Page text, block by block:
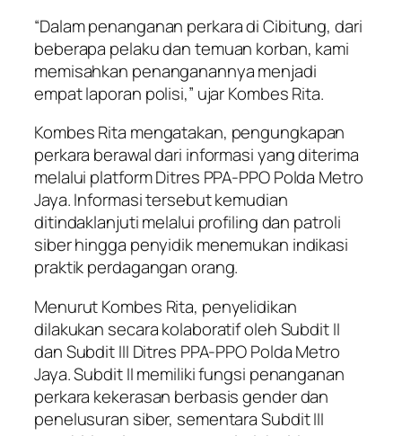
“Dalam penanganan perkara di Cibitung, dari
beberapa pelaku dan temuan korban, kami
memisahkan penanganannya menjadi
empat laporan polisi,” ujar Kombes Rita.
Kombes Rita mengatakan, pengungkapan
perkara berawal dari informasi yang diterima
melalui platform Ditres PPA-PPO Polda Metro
Jaya. Informasi tersebut kemudian
ditindaklanjuti melalui profiling dan patroli
siber hingga penyidik menemukan indikasi
praktik perdagangan orang.
Menurut Kombes Rita, penyelidikan
dilakukan secara kolaboratif oleh Subdit II
dan Subdit III Ditres PPA-PPO Polda Metro
Jaya. Subdit II memiliki fungsi penanganan
perkara kekerasan berbasis gender dan
penelusuran siber, sementara Subdit III